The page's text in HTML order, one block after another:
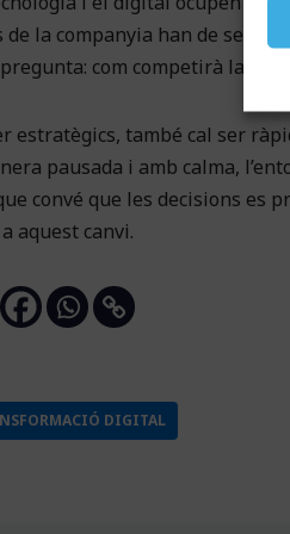
la companyia han de ser
com competirà la
estratègics, també cal ser
pausada i amb calma,
convé que les decisions es
aquest canvi.
DIGITAL